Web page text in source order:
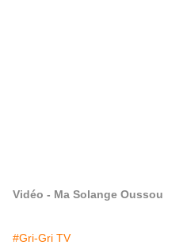
Vidéo - Ma Solange Oussou
#Gri-Gri TV